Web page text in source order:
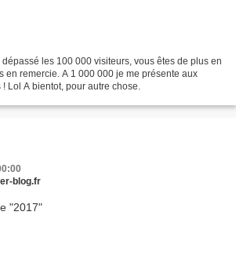
les 100 000 visiteurs, vous êtes de plus en
en remercie. A 1 000 000 je me présente aux
Lol A bientot, pour autre chose.
blog.fr